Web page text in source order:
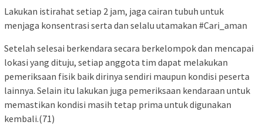
Lakukan istirahat setiap 2 jam, jaga cairan tubuh untuk
menjaga konsentrasi serta dan selalu utamakan #Cari_aman
Setelah selesai berkendara secara berkelompok dan mencapai
lokasi yang dituju, setiap anggota tim dapat melakukan
pemeriksaan fisik baik dirinya sendiri maupun kondisi peserta
lainnya. Selain itu lakukan juga pemeriksaan kendaraan untuk
memastikan kondisi masih tetap prima untuk digunakan
kembali.(71)